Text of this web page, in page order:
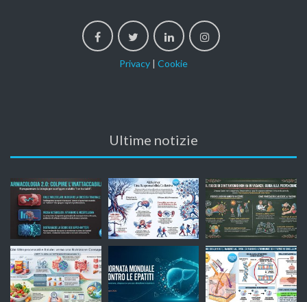
Privacy | Cookie
Ultime notizie